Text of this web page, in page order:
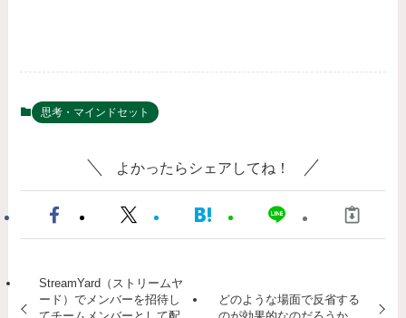
思考・マインドセット
よかったらシェアしてね！
StreamYard（ストリームヤ
ード）でメンバーを招待し
どのような場面で反省する